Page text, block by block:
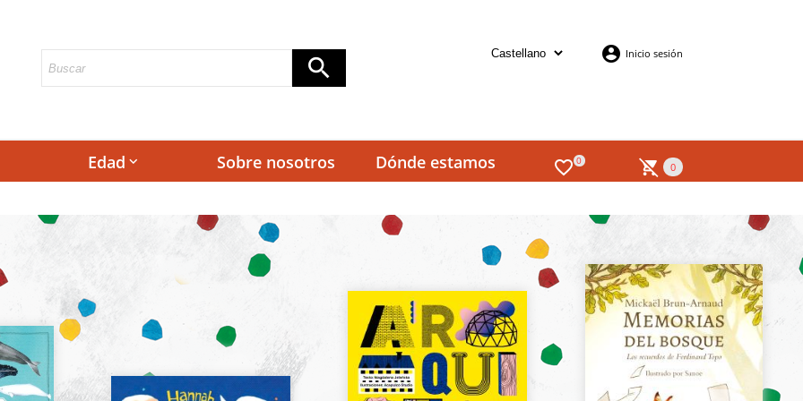
Inicio sesión
0 0
Edad keyboard_arrow_down Sobre nosotros Dónde estamos